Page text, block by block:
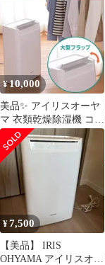
¥10,000
美品✨ アイリスオーヤ
マ 衣類乾燥除湿機 コン
プレッサー式 部屋干し
¥7,500
【美品】 IRIS
OHYAMA アイリスオー